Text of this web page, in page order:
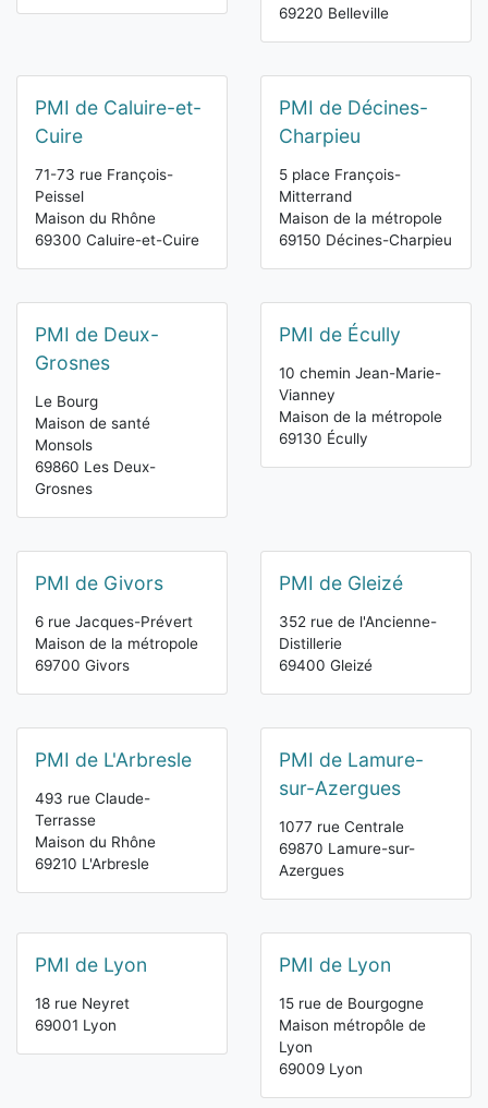
69220 Belleville
PMI de Caluire-et-
Cuire
71-73 rue François-
Peissel
Maison du Rhône
69300 Caluire-et-Cuire
PMI de Décines-
Charpieu
5 place François-
Mitterrand
Maison de la métropole
69150 Décines-Charpieu
PMI de Deux-
Grosnes
Le Bourg
Maison de santé
Monsols
69860 Les Deux-
Grosnes
PMI de Écully
10 chemin Jean-Marie-
Vianney
Maison de la métropole
69130 Écully
PMI de Givors
6 rue Jacques-Prévert
Maison de la métropole
69700 Givors
PMI de Gleizé
352 rue de l'Ancienne-
Distillerie
69400 Gleizé
PMI de L'Arbresle
493 rue Claude-
Terrasse
Maison du Rhône
69210 L'Arbresle
PMI de Lamure-
sur-Azergues
1077 rue Centrale
69870 Lamure-sur-
Azergues
PMI de Lyon
18 rue Neyret
69001 Lyon
PMI de Lyon
15 rue de Bourgogne
Maison métropôle de
Lyon
69009 Lyon